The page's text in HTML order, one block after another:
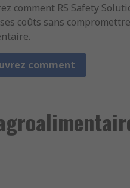
comment RS Safety
coûts sans
comment